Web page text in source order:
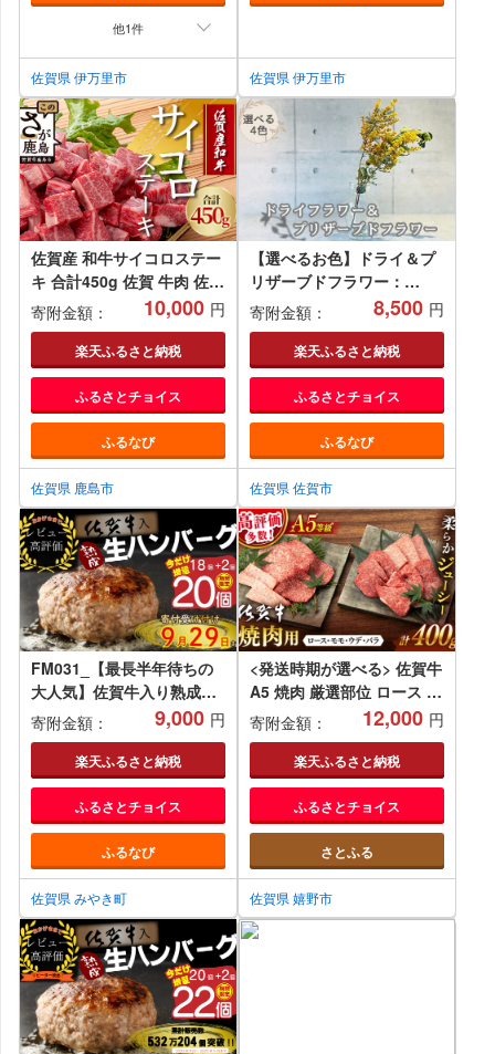
他1件
佐賀県 伊万里市 佐賀県 伊万里市
佐賀産 和牛サイコロステー
キ 合計450g 佐賀 牛肉 佐賀
和牛 モモ 肩ロース バラ 肉
佐賀県 鹿島市 冷凍 送料無
料 B-82
寄附金額： 10,000 円
楽天ふるさと納税
ふるさとチョイス
ふるなび
佐賀県 鹿島市
【選べるお色】ドライ＆プ
リザーブドフラワー：
A085-005
寄附金額： 8,500 円
楽天ふるさと納税
ふるさとチョイス
ふるなび
佐賀県 佐賀市
FM031_【最長半年待ちの
大人気】佐賀牛入り熟成ハ
ンバーグ18個＋2個【期間
限定】
寄附金額： 9,000 円
楽天ふるさと納税
ふるさとチョイス
ふるなび
佐賀県 みやき町
<発送時期が選べる> 佐賀牛
A5 焼肉 厳選部位 ロース モ
モ ウデ バラ 400g【桑原畜
産】[NAB025] 佐賀牛 牛肉
佐賀県産 黒毛和牛 ブランド
牛 牛肉 A5 焼肉 焼き肉 や
きにく BBQ バーベキュー
アウトドア
寄附金額： 12,000 円
楽天ふるさと納税
ふるさとチョイス
さとふる
佐賀県 嬉野市